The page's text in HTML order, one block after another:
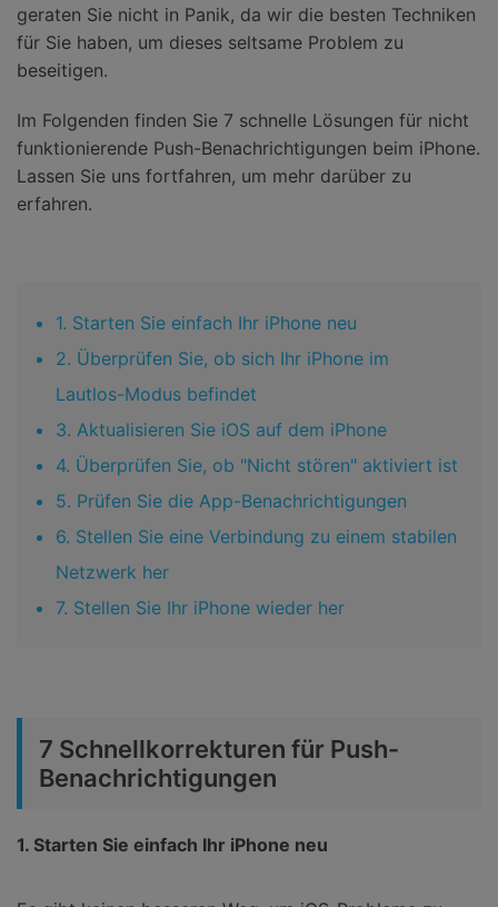
geraten Sie nicht in Panik, da wir die besten Techniken
für Sie haben, um dieses seltsame Problem zu
beseitigen.
Im Folgenden finden Sie 7 schnelle Lösungen für nicht
funktionierende Push-Benachrichtigungen beim iPhone.
Lassen Sie uns fortfahren, um mehr darüber zu
erfahren.
1. Starten Sie einfach Ihr iPhone neu
2. Überprüfen Sie, ob sich Ihr iPhone im
Lautlos-Modus befindet
3. Aktualisieren Sie iOS auf dem iPhone
4. Überprüfen Sie, ob "Nicht stören" aktiviert ist
5. Prüfen Sie die App-Benachrichtigungen
6. Stellen Sie eine Verbindung zu einem stabilen
Netzwerk her
7. Stellen Sie Ihr iPhone wieder her
7 Schnellkorrekturen für Push-
Benachrichtigungen
1. Starten Sie einfach Ihr iPhone neu